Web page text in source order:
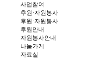
사업참여
후원·자원봉사
후원·자원봉사
후원안내
자원봉사안내
나눔가게
자료실